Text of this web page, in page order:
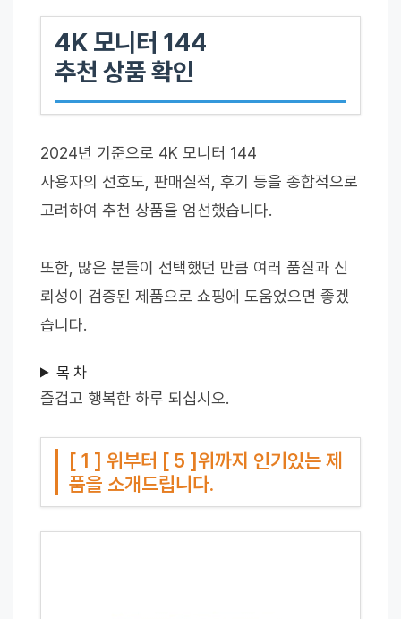
4K 모니터 144
추천 상품 확인
2024년 기준으로 4K 모니터 144
사용자의 선호도, 판매실적, 후기 등을 종합적으로
고려하여 추천 상품을 엄선했습니다.
또한, 많은 분들이 선택했던 만큼 여러 품질과 신
뢰성이 검증된 제품으로 쇼핑에 도움었으면 좋겠
습니다.
목 차
즐겁고 행복한 하루 되십시오.
[ 1 ] 위부터 [ 5 ]위까지 인기있는 제
품을 소개드립니다.